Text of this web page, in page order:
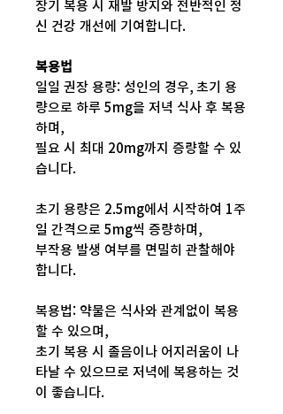
장기 복용 시 재발 방지와 전반적인 정
신 건강 개선에 기여합니다.
복용법
일일 권장 용량: 성인의 경우, 초기 용
량으로 하루 5mg을 저녁 식사 후 복용
하며,
필요 시 최대 20mg까지 증량할 수 있
습니다.
초기 용량은 2.5mg에서 시작하여 1주
일 간격으로 5mg씩 증량하며,
부작용 발생 여부를 면밀히 관찰해야
합니다.
복용법: 약물은 식사와 관계없이 복용
할 수 있으며,
초기 복용 시 졸음이나 어지러움이 나
타날 수 있으므로 저녁에 복용하는 것
이 좋습니다.